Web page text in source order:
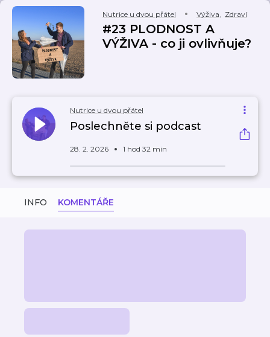
Nutrice u dvou přátel Výživa, Zdraví
#23 PLODNOST A
VÝŽIVA - co ji ovlivňuje?
Nutrice u dvou přátel
Poslechněte si podcast
28. 2. 2026 1 hod 32 min
INFO KOMENTÁŘE